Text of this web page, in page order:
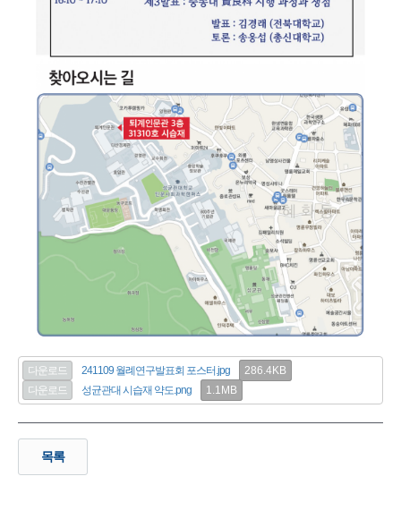
다운로드 241109 월례연구발표회 포스터.jpg
286.4KB
다운로드
성균관대 시습재 약도.png 1.1MB
목록